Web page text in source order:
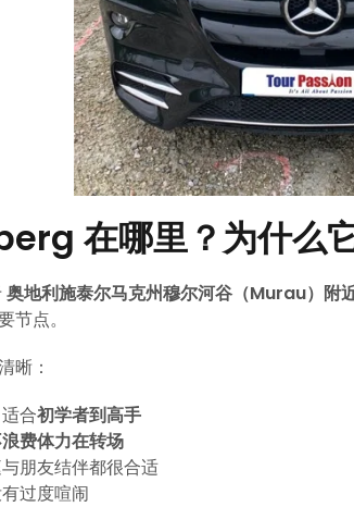
在哪里？为什么
奥地利施泰尔马克州穆尔河谷（Murau）附
节点。
晰：
合初学者到高手
费体力在转场
朋友结伴都很合适
过度喧闹